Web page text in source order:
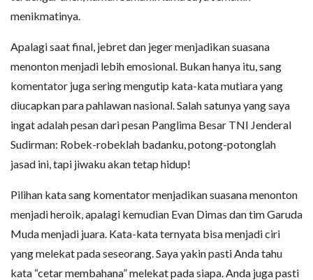
menikmatinya.
Apalagi saat final, jebret dan jeger menjadikan suasana
menonton menjadi lebih emosional. Bukan hanya itu, sang
komentator juga sering mengutip kata-kata mutiara yang
diucapkan para pahlawan nasional. Salah satunya yang saya
ingat adalah pesan dari pesan Panglima Besar TNI Jenderal
Sudirman: Robek-robeklah badanku, potong-potonglah
jasad ini, tapi jiwaku akan tetap hidup!
Pilihan kata sang komentator menjadikan suasana menonton
menjadi heroik, apalagi kemudian Evan Dimas dan tim Garuda
Muda menjadi juara. Kata-kata ternyata bisa menjadi ciri
yang melekat pada seseorang. Saya yakin pasti Anda tahu
kata “cetar membahana” melekat pada siapa. Anda juga pasti